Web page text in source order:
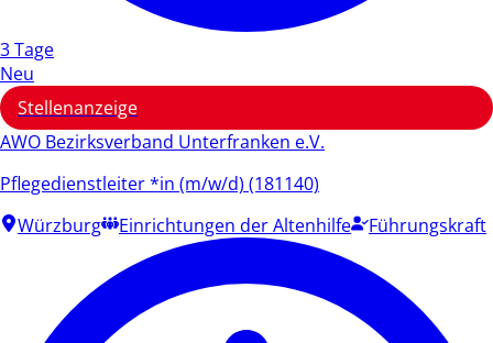
3 Tage
Neu
Stellenanzeige
AWO Bezirksverband Unterfranken e.V.
Pflegedienstleiter *in (m/w/d) (181140)
Würzburg
Einrichtungen der Altenhilfe Führungskraft